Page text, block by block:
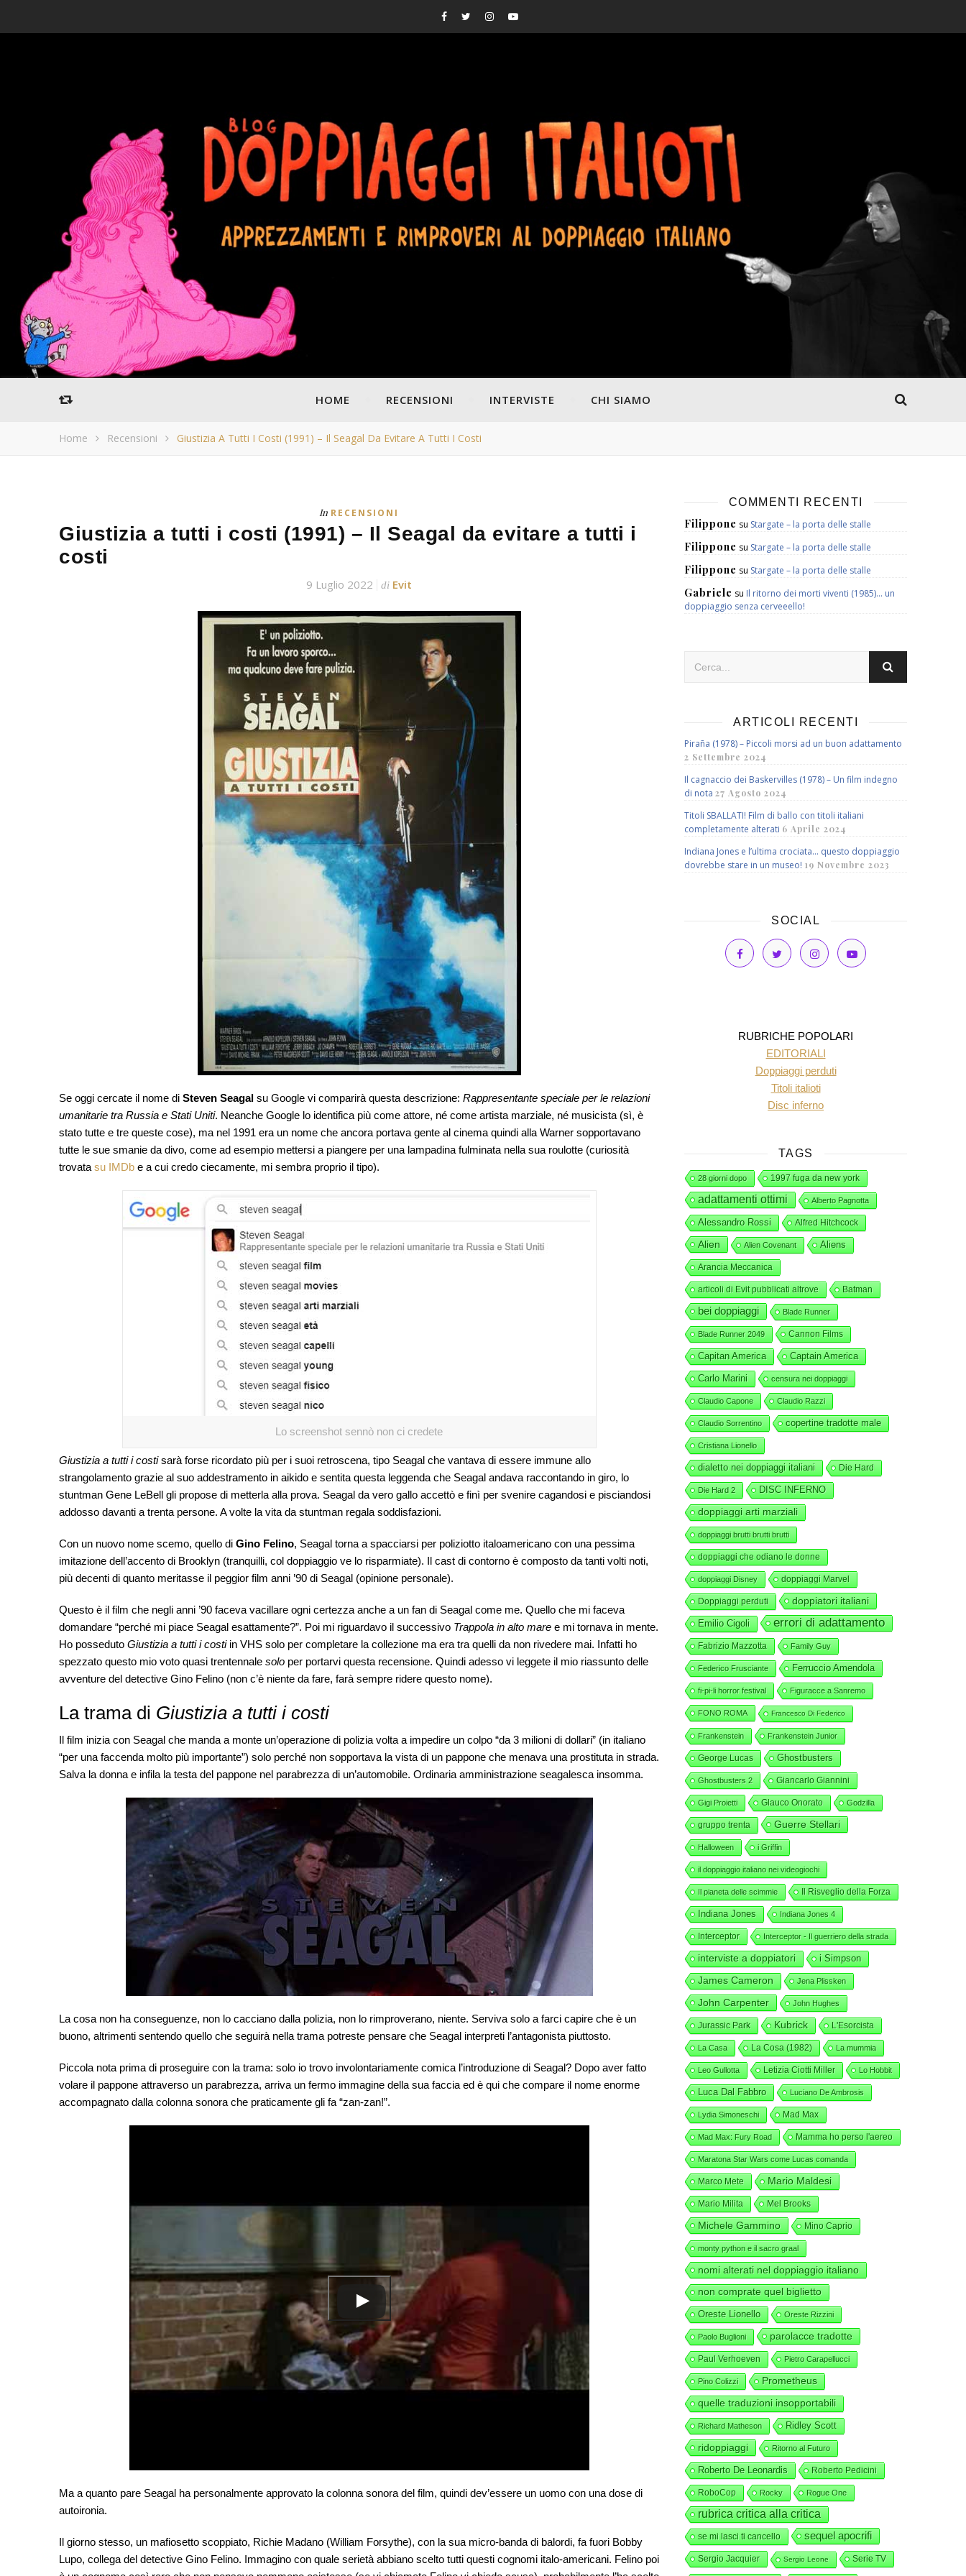
HOME RECENSIONI INTERVISTE CHI SIAMO
Home Recensioni Giustizia A Tutti I Costi (1991) – Il Seagal Da Evitare A Tutti I Costi
In RECENSIONI
Giustizia a tutti i costi (1991) – Il Seagal da evitare a tutti i
costi
9 Luglio 2022 di Evit
Se oggi cercate il nome di Steven Seagal su Google vi comparirà questa descrizione: Rappresentante speciale per le relazioni
umanitarie tra Russia e Stati Uniti. Neanche Google lo identifica più come attore, né come artista marziale, né musicista (sì, è
stato tutte e tre queste cose), ma nel 1991 era un nome che ancora portava gente al cinema quindi alla Warner sopportavano
tutte le sue smanie da divo, come ad esempio mettersi a piangere per una lampadina fulminata nella sua roulotte (curiosità
trovata su IMDb e a cui credo ciecamente, mi sembra proprio il tipo).
Lo screenshot sennò non ci credete
Giustizia a tutti i costisarà forse ricordato più per i suoi retroscena, tipo Seagal che vantava di essere immune allo
strangolamento grazie al suo addestramento in aikido e sentita questa leggenda che Seagal andava raccontando in giro, lo
stuntman Gene LeBell gli propose di metterla alla prova. Seagal da vero gallo accettò e finì per svenire cagandosi e pisciandosi
addosso davanti a trenta persone. A volte la vita da stuntman regala soddisfazioni.
Con un nuovo nome scemo, quello di Gino Felino, Seagal torna a spacciarsi per poliziotto italoamericano con una pessima
imitazione dell’accento di Brooklyn (tranquilli, col doppiaggio ve lo risparmiate). Il cast di contorno è composto da tanti volti noti,
più decenti di quanto meritasse il peggior film anni ’90 di Seagal (opinione personale).
Questo è il film che negli anni ’90 faceva vacillare ogni certezza anche a un fan di Seagal come me. Quello che mi faceva
domandare “perché mi piace Seagal esattamente?”. Poi mi riguardavo il successivo Trappola in alto mare e mi tornava in mente.
Ho posseduto Giustizia a tutti i costiin VHS solo per completare la collezione ma era tra quelli da non rivedere mai. Infatti ho
spezzato questo mio voto quasi trentennale solo per portarvi questa recensione. Quindi adesso vi leggete il mio riassunto delle
avventure del detective Gino Felino (non c’è niente da fare, farà sempre ridere questo nome).
La trama di Giustizia a tutti i costi
Il film inizia con Seagal che manda a monte un’operazione di polizia volta a impedire un colpo “da 3 milioni di dollari” (in italiano
“per una faccenda molto più importante”) solo perché non sopportava la vista di un pappone che menava una prostituta in strada.
Salva la donna e infila la testa del pappone nel parabrezza di un’automobile. Ordinaria amministrazione seagalesca insomma.
La cosa non ha conseguenze, non lo cacciano dalla polizia, non lo rimproverano, niente. Serviva solo a farci capire che è un
buono, altrimenti sentendo quello che seguirà nella trama potreste pensare che Seagal interpreti l’antagonista piuttosto.
Piccola nota prima di proseguire con la trama: solo io trovo involontariamente comica l’introduzione di Seagal? Dopo aver fatto
volare il pappone attraverso un parabrezza, arriva un fermo immagine della sua faccia ed è qui che compare il nome enorme
accompagnato dalla colonna sonora che praticamente gli fa “zan-zan!”.
Ma a quanto pare Seagal ha personalmente approvato la colonna sonora del film, quindi dev’essere un uomo con una dose di
autoironia.
Il giorno stesso, un mafiosetto scoppiato, Richie Madano (William Forsythe), con la sua micro-banda di balordi, fa fuori Bobby
Lupo, collega del detective Gino Felino. Immagino con quale serietà abbiano scelto tutti questi cognomi italo-americani. Felino poi
COMMENTI RECENTI
Filippone su Stargate – la porta delle stalle
Filippone su Stargate – la porta delle stalle
Filippone su Stargate – la porta delle stalle
Gabriele su Il ritorno dei morti viventi (1985)… un
doppiaggio senza cerveeello!
ARTICOLI RECENTI
Piraña (1978) – Piccoli morsi ad un buon adattamento
2 Settembre 2024
Il cagnaccio dei Baskervilles (1978) – Un film indegno
di nota 27 Agosto 2024
Titoli SBALLATI! Film di ballo con titoli italiani
completamente alterati 6 Aprile 2024
Indiana Jones e l’ultima crociata… questo doppiaggio
dovrebbe stare in un museo! 19 Novembre 2023
SOCIAL
RUBRICHE POPOLARI
EDITORIALI
Doppiaggi perduti
Titoli italioti
Disc inferno
TAGS
28 giorni dopo 1997 fuga da new york
adattamenti ottimi Alberto Pagnotta
Alessandro Rossi Alfred Hitchcock
Alien Alien Covenant Aliens
Arancia Meccanica
articoli di Evit pubblicati altrove Batman
bei doppiaggi Blade Runner
Blade Runner 2049 Cannon Films
Capitan America Captain America
Carlo Marini censura nei doppiaggi
Claudio Capone Claudio Razzi
Claudio Sorrentino copertine tradotte male
Cristiana Lionello
dialetto nei doppiaggi italiani Die Hard
Die Hard 2 DISC INFERNO
doppiaggi arti marziali
doppiaggi brutti brutti brutti
doppiaggi che odiano le donne
doppiaggi Disney doppiaggi Marvel
Doppiaggi perduti doppiatori italiani
Emilio Cigoli errori di adattamento
Fabrizio Mazzotta Family Guy
Federico Frusciante Ferruccio Amendola
fi-pi-li horror festival Figuracce a Sanremo
FONO ROMA Francesco Di Federico
Frankenstein Frankenstein Junior
George Lucas Ghostbusters
Ghostbusters 2 Giancarlo Giannini
Gigi Proietti Glauco Onorato Godzilla
gruppo trenta Guerre Stellari
Halloween i Griffin
il doppiaggio italiano nei videogiochi
Il pianeta delle scimmie Il Risveglio della Forza
Indiana Jones Indiana Jones 4
Interceptor Interceptor - Il guerriero della strada
interviste a doppiatori i Simpson
James Cameron Jena Plissken
John Carpenter John Hughes
Jurassic Park Kubrick L'Esorcista
La Casa La Cosa (1982) La mummia
Leo Gullotta Letizia Ciotti Miller Lo Hobbit
Luca Dal Fabbro Luciano De Ambrosis
Lydia Simoneschi Mad Max
Mad Max: Fury Road Mamma ho perso l'aereo
Maratona Star Wars come Lucas comanda
Marco Mete Mario Maldesi
Mario Milita Mel Brooks
Michele Gammino Mino Caprio
monty python e il sacro graal
nomi alterati nel doppiaggio italiano
non comprate quel biglietto
Oreste Lionello Oreste Rizzini
Paolo Buglioni parolacce tradotte
Paul Verhoeven Pietro Carapellucci
Pino Colizzi Prometheus
quelle traduzioni insopportabili
Richard Matheson Ridley Scott
ridoppiaggi Ritorno al Futuro
Roberto De Leonardis Roberto Pedicini
RoboCop Rocky Rogue One
rubrica critica alla critica
se mi lasci ti cancello sequel apocrifi
Sergio Jacquier Sergio Leone Serie TV